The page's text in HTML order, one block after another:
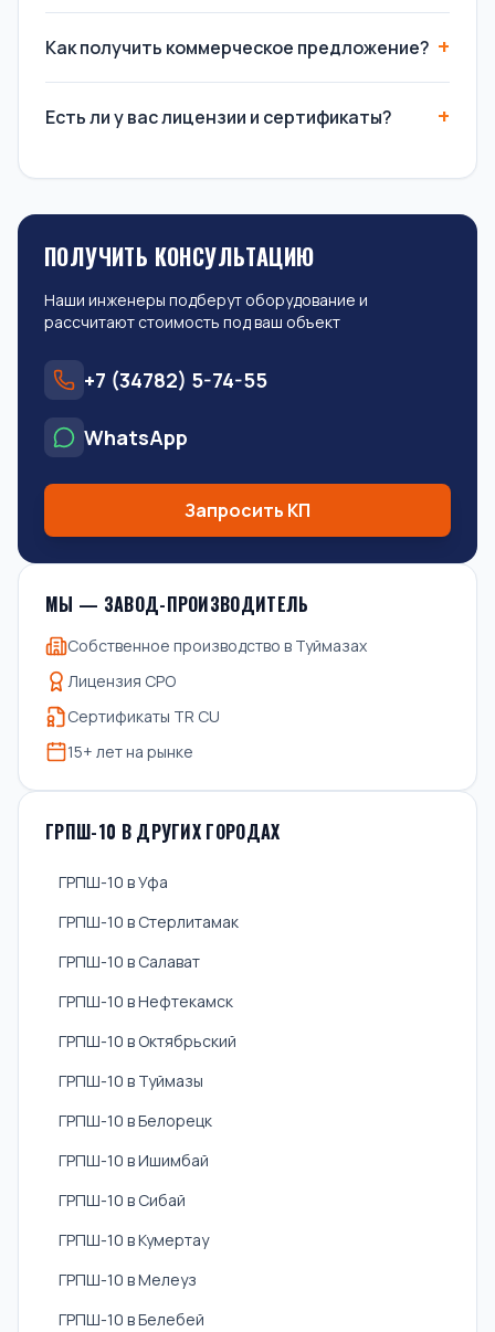
Как получить коммерческое предложение?
Есть ли у вас лицензии и сертификаты?
ПОЛУЧИТЬ КОНСУЛЬТАЦИЮ
Наши инженеры подберут оборудование и
рассчитают стоимость под ваш объект
+7 (34782) 5-74-55
WhatsApp
Запросить КП
МЫ — ЗАВОД-ПРОИЗВОДИТЕЛЬ
Собственное производство в Туймазах
Лицензия СРО
Сертификаты TR CU
15+ лет на рынке
ГРПШ-10 В ДРУГИХ ГОРОДАХ
ГРПШ-10 в Уфа
ГРПШ-10 в Стерлитамак
ГРПШ-10 в Салават
ГРПШ-10 в Нефтекамск
ГРПШ-10 в Октябрьский
ГРПШ-10 в Туймазы
ГРПШ-10 в Белорецк
ГРПШ-10 в Ишимбай
ГРПШ-10 в Сибай
ГРПШ-10 в Кумертау
ГРПШ-10 в Мелеуз
ГРПШ-10 в Белебей